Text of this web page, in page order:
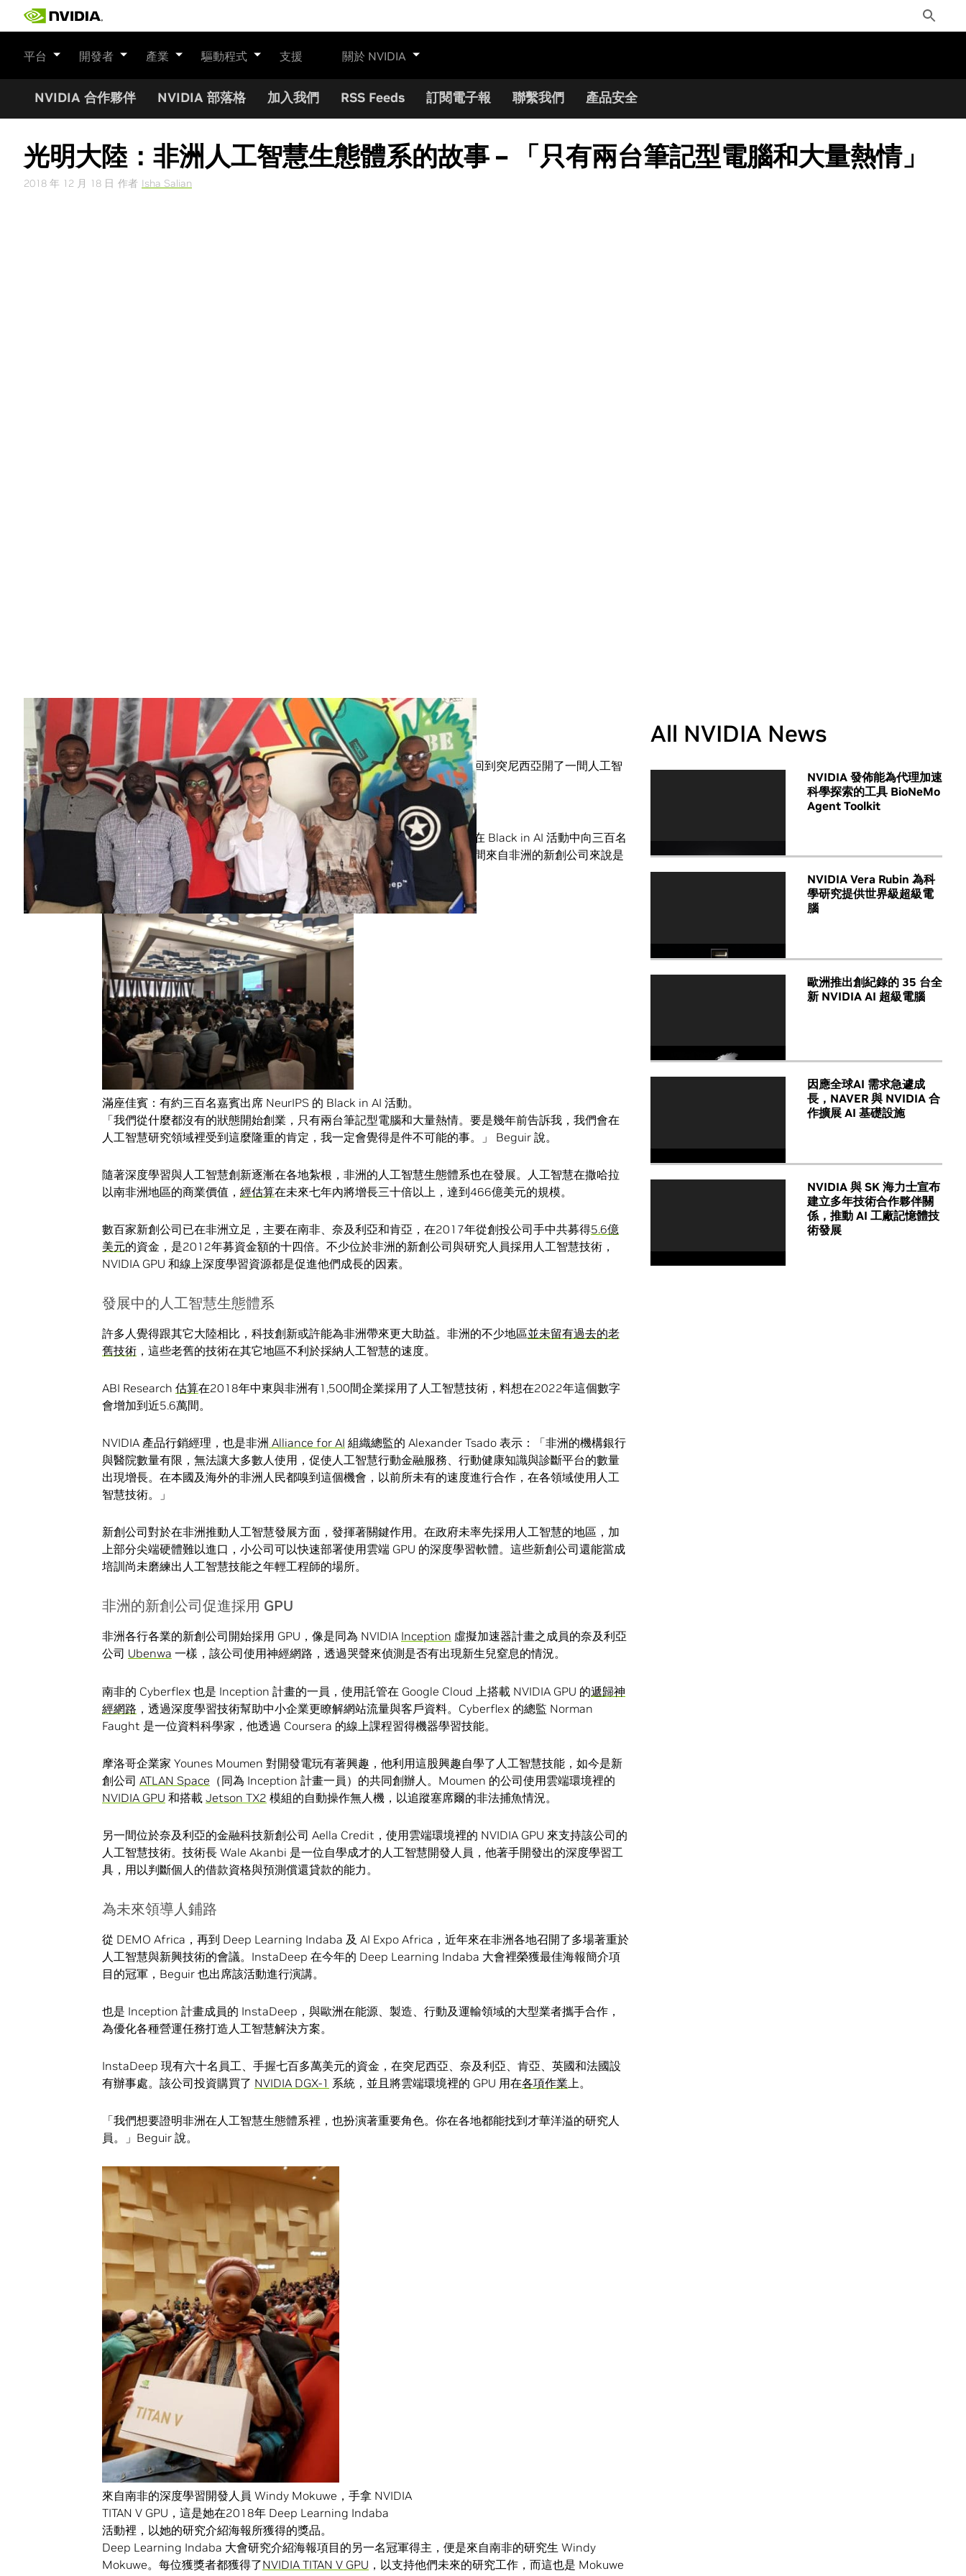
Toggle
Search
平台 開發者 產業 驅動程式 支援 關於 NVIDIA
NVIDIA 合作夥伴 NVIDIA 部落格 加入我們 RSS Feeds 訂閱電子報 聯繫我們 產品安全
光明大陸：非洲人工智慧生態體系的故事 – 「只有兩台筆記型電腦和大量熱情」
2018 年 12 月 18 日 作者 Isha Salian
Share
Karim Beguir 不顧友人的建言，離開在倫敦當了五年的金融工程師一職，回到突尼西亞開了一間人工智
慧新創公司。
自此之後，他便沒有回頭了。
Beguir 出席了本月初舉行之全球規模最大的人工智慧研究會議 NeurIPS，在 Black in AI 活動中向三百名
與會嘉賓進行演講。他成立的 InstaDeep 公司發表了兩篇
報告，這對於一間來自非洲的新創公司來說是
一項罕見的壯舉。
滿座佳賓：有約三百名嘉賓出席 NeurIPS 的 Black in AI 活動。
「我們從什麼都沒有的狀態開始創業，只有兩台筆記型電腦和大量熱情。要是幾年前告訴我，我們會在
人工智慧研究領域裡受到這麼隆重的肯定，我一定會覺得是件不可能的事。」 Beguir 說。
隨著深度學習與人工智慧創新逐漸在各地紮根，非洲的人工智慧生態體系也在發展。人工智慧在撒哈拉
以南非洲地區的商業價值， 經估算在未來七年內將增長三十倍以上，達到466億美元的規模。
數百家新創公司已在非洲立足，主要在南非、奈及利亞和肯亞，在2017年從創投公司手中共募得5.6億
美元的資金，是2012年募資金額的十四倍。不少位於非洲的新創公司與研究人員採用人工智慧技術，
NVIDIA GPU 和線上深度學習資源都是促進他們成長的因素。
發展中的人工智慧生態體系
許多人覺得跟其它大陸相比，科技創新或許能為非洲帶來更大助益。非洲的不少地區並未留有過去的老
舊技術 ，這些老舊的技術在其它地區不利於採納人工智慧的速度。
ABI Research 估算在2018年中東與非洲有1,500間企業採用了人工智慧技術，料想在2022年這個數字
會增加到近5.6萬間。
NVIDIA 產品行銷經理，也是非洲 Alliance for AI 組織總監的 Alexander Tsado 表示：「非洲的機構銀行
與醫院數量有限，無法讓大多數人使用，促使人工智慧行動金融服務、行動健康知識與診斷平台的數量
出現增長。在本國及海外的非洲人民都嗅到這個機會，以前所未有的速度進行合作，在各領域使用人工
智慧技術。」
新創公司對於在非洲推動人工智慧發展方面，發揮著關鍵作用。在政府未率先採用人工智慧的地區，加
上部分尖端硬體難以進口，小公司可以快速部署使用雲端 GPU 的深度學習軟體。這些新創公司還能當成
培訓尚未磨練出人工智慧技能之年輕工程師的場所。
非洲的新創公司促進採用 GPU
非洲各行各業的新創公司開始採用 GPU，像是同為 NVIDIA Inception 虛擬加速器計畫之成員的奈及利亞
公司 Ubenwa 一樣，該公司使用神經網路，透過哭聲來偵測是否有出現新生兒窒息的情況。
南非的 Cyber​​flex 也是 Inception 計畫的一員，使用託管在 Google Cloud 上搭載 NVIDIA GPU 的遞歸神
經網路 ，透過深度學習技術幫助中小企業更瞭解網站流量與客戶資料。Cyberflex 的總監 Norman
Faught 是一位資料科學家，他透過 Coursera 的線上課程習得機器學習技能。
摩洛哥企業家 Younes Moumen 對開發電玩有著興趣，他利用這股興趣自學了人工智慧技能，如今是新
創公司 ATLAN Space （同為 Inception 計畫一員）的共同創辦人。Moumen 的公司使用雲端環境裡的
NVIDIA GPU 和搭載 Jetson TX2 模組的自動操作無人機，以追蹤塞席爾的非法捕魚情況。
另一間位於奈及利亞的金融科技新創公司 Aella Credit，使用雲端環境裡的 NVIDIA GPU 來支持該公司的
人工智慧技術。技術長 Wale Akanbi 是一位自學成才的人工智慧開發人員，他著手開發出的深度學習工
具，用以判斷個人的借款資格與預測償還貸款的能力。
為未來領導人鋪路
從 DEMO Africa，再到 Deep Learning Indaba 及 AI Expo Africa，近年來在非洲各地召開了多場著重於
人工智慧與新興技術的會議。InstaDeep 在今年的 Deep Learning Indaba 大會裡榮獲最佳海報簡介項
目的冠軍，Beguir 也出席該活動進行演講。
也是 Inception 計畫成員的 InstaDeep，與歐洲在能源、製造、行動及運輸領域的大型業者攜手合作，
為優化各種營運任務打造人工智慧解決方案。
InstaDeep 現有六十名員工、手握七百多萬美元的資金，在突尼西亞、奈及利亞、肯亞、英國和法國設
有辦事處。該公司投資購買了 NVIDIA DGX-1 系統，並且將雲端環境裡的 GPU 用在各項作業上。
「我們想要證明非洲在人工智慧生態體系裡，也扮演著重要角色。你在各地都能找到才華洋溢的研究人
員。」Beguir 說。
來自南非的深度學習開發人員 Windy Mokuwe，手拿 NVIDIA
TITAN V GPU，這是她在2018年 Deep Learning Indaba
活動裡，以她的研究介紹海報所獲得的獎品。
Deep Learning Indaba 大會研究介紹海報項目的另一名冠軍得主，便是來自南非的研究生 Windy
Mokuwe。每位獲獎者都獲得了NVIDIA TITAN V GPU ，以支持他們未來的研究工作，而這也是 Mokuwe
All NVIDIA News
NVIDIA 發佈能為代理加速
科學探索的工具 BioNeMo
Agent Toolkit
NVIDIA Vera Rubin 為科
學研究提供世界級超級電
腦
歐洲推出創紀錄的 35 台全
新 NVIDIA AI 超級電腦
因應全球AI 需求急遽成
長，NAVER 與 NVIDIA 合
作擴展 AI 基礎設施
NVIDIA 與 SK 海力士宣布
建立多年技術合作夥伴關
係，推動 AI 工廠記憶體技
術發展